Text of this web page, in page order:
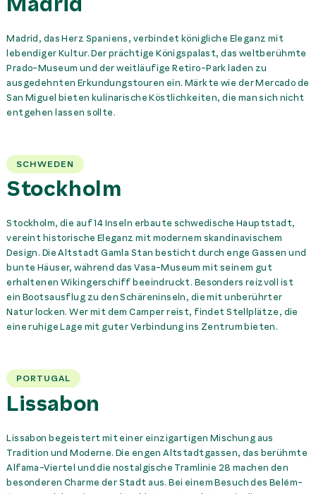
Madrid, das Herz Spaniens, verbindet königliche Eleganz mit
lebendiger Kultur. Der prächtige Königspalast, das weltberühmte
Prado-Museum und der weitläufige Retiro-Park laden zu
ausgedehnten Erkundungstouren ein. Märkte wie der Mercado de
San Miguel bieten kulinarische Köstlichkeiten, die man sich nicht
entgehen lassen sollte.
SCHWEDEN
Stockholm
Stockholm, die auf 14 Inseln erbaute schwedische Hauptstadt,
vereint historische Eleganz mit modernem skandinavischem
Design. Die Altstadt Gamla Stan besticht durch enge Gassen und
bunte Häuser, während das Vasa-Museum mit seinem gut
erhaltenen Wikingerschiff beeindruckt. Besonders reizvoll ist
ein Bootsausflug zu den Schäreninseln, die mit unberührter
Natur locken. Wer mit dem Camper reist, findet Stellplätze, die
eine ruhige Lage mit guter Verbindung ins Zentrum bieten.
PORTUGAL
Lissabon
Lissabon begeistert mit einer einzigartigen Mischung aus
Tradition und Moderne. Die engen Altstadtgassen, das berühmte
Alfama-Viertel und die nostalgische Tramlinie 28 machen den
besonderen Charme der Stadt aus. Bei einem Besuch des Belém-